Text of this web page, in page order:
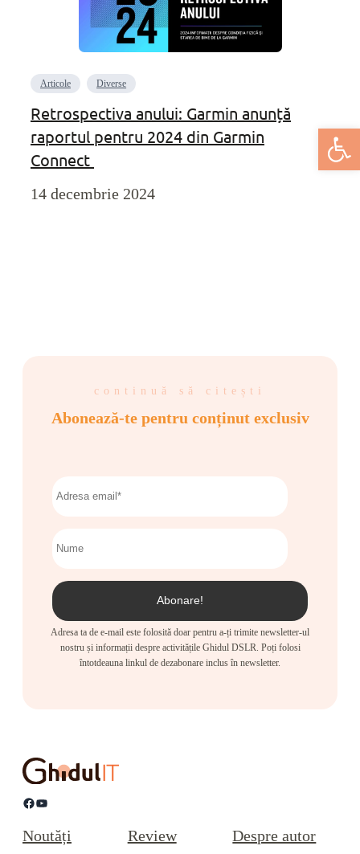
Deschide
Articole Diverse
Retrospectiva anului: Garmin anunță
raportul pentru 2024 din Garmin
Connect
14 decembrie 2024
continuă să citești
Abonează-te pentru conținut exclusiv
Adresa ta de e-mail este folosită doar pentru a-ți trimite newsletter-ul
nostru și informații despre activitățile Ghidul DSLR. Poți folosi
întotdeauna linkul de dezabonare inclus în newsletter.
Facebook YouTube
Noutăți
Review
Despre autor